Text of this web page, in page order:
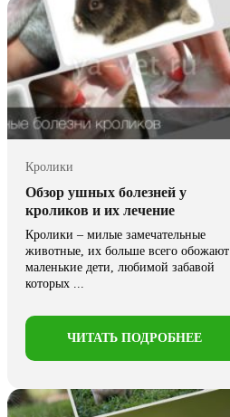
Кролики
Обзор ушных болезней у
кроликов и их лечение
Кролики – милые замечательные
животные, их больше всего обожают
маленькие дети, любимой забавой
которых ...
ЧИТАТЬ ПОДРОБНЕЕ